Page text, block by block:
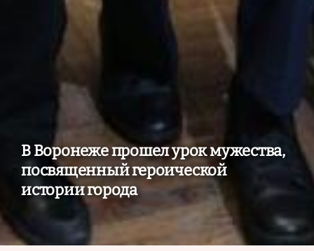
В Воронеже прошел урок мужества,
посвященный героической
истории города